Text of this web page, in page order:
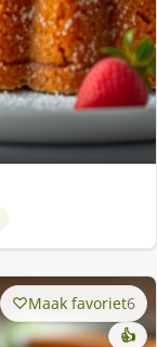
Maak favoriet6
👍